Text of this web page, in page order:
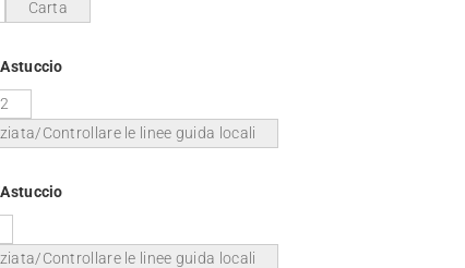
Carta
Controllare le linee guida locali
Controllare le linee guida locali